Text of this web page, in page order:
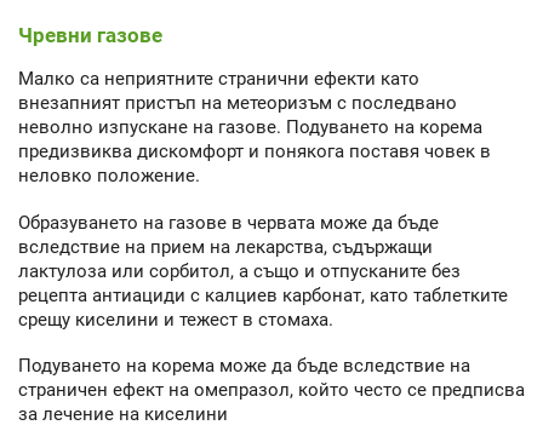
Чревни газове
Малко са неприятните странични ефекти като
внезапният пристъп на метеоризъм с последвано
неволно изпускане на газове. Подуването на корема
предизвиква дискомфорт и понякога поставя човек в
неловко положение.
Образуването на газове в червата може да бъде
вследствие на прием на лекарства, съдържащи
лактулоза или сорбитол, а също и отпусканите без
рецепта антиациди с калциев карбонат, като таблетките
срещу киселини и тежест в стомаха.
Подуването на корема може да бъде вследствие на
страничен ефект на омепразол, който често се предписва
за лечение на киселини